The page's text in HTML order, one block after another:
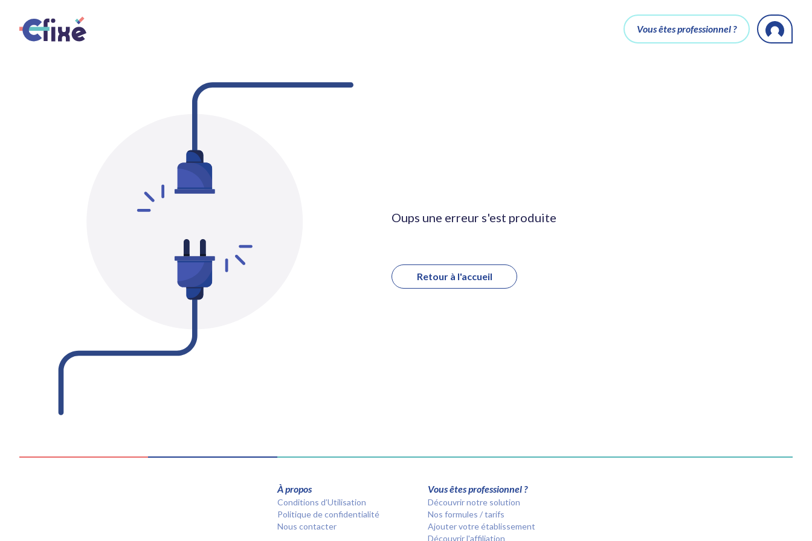
Vous êtes professionnel ?
Oups une erreur s'est produite
Retour à l'accueil
À propos
Conditions d’Utilisation
Politique de confidentialité
Nous contacter
Vous êtes professionnel ?
Découvrir notre solution
Nos formules / tarifs
Ajouter votre établissement
Découvrir l'affiliation